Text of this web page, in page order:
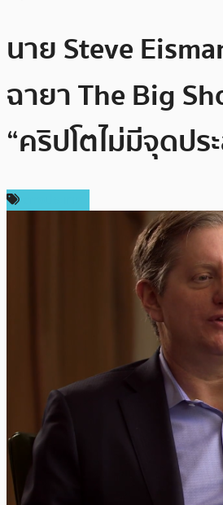
นาย Steve
ฉายา The Big
“คริปโตไม่มีจุดปร